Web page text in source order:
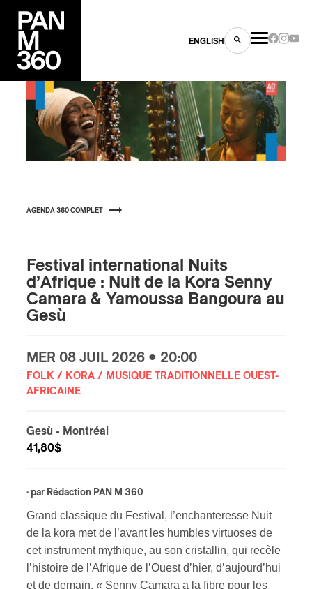
ENGLISH
AGENDA 360 COMPLET
Festival international Nuits
d’Afrique : Nuit de la Kora Senny
Camara & Yamoussa Bangoura au
Gesù
MER 08 JUIL 2026 • 20:00
FOLK / KORA / MUSIQUE TRADITIONNELLE OUEST-
AFRICAINE
Gesù - Montréal
41,80$
· par Rédaction PAN M 360
Grand classique du Festival, l’enchanteresse Nuit
de la kora met de l’avant les humbles virtuoses de
cet instrument mythique, au son cristallin, qui recèle
l’histoire de l’Afrique de l’Ouest d’hier, d’aujourd’hui
et de demain. « Senny Camara a la fibre pour les